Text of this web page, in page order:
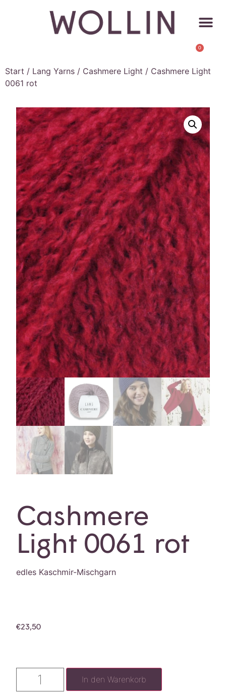
0
Start / Lang Yarns / Cashmere Light / Cashmere Light
0061 rot
Cashmere
Light 0061 rot
edles Kaschmir-Mischgarn
€23,50
In den Warenkorb